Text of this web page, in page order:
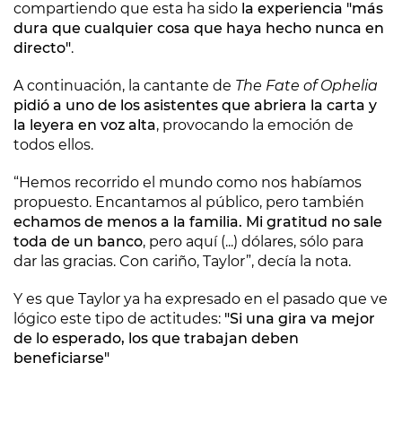
compartiendo que esta ha sido la experiencia "más
dura que cualquier cosa que haya hecho nunca en
directo".
A continuación, la cantante de The Fate of Ophelia
pidió a uno de los asistentes que abriera la carta y
la leyera en voz alta, provocando la emoción de
todos ellos.
“Hemos recorrido el mundo como nos habíamos
propuesto. Encantamos al público, pero también
echamos de menos a la familia. Mi gratitud no sale
toda de un banco, pero aquí (...) dólares, sólo para
dar las gracias. Con cariño, Taylor”, decía la nota.
Y es que Taylor ya ha expresado en el pasado que ve
lógico este tipo de actitudes: "Si una gira va mejor
de lo esperado, los que trabajan deben
beneficiarse"